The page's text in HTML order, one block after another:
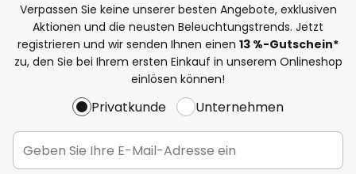
Verpassen Sie keine unserer besten Angebote, exklusiven
Aktionen und die neusten Beleuchtungstrends. Jetzt
registrieren und wir senden Ihnen einen 13 %-Gutschein*
zu, den Sie bei Ihrem ersten Einkauf in unserem Onlineshop
einlösen können!
Privatkunde Unternehmen